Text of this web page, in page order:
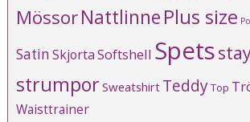
MössorNattlinnePlus size
SatinSkjortaSoftshell Spets
strumporSweatshirt TeddyTop
Waisttrainer